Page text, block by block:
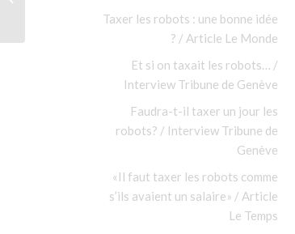
Taxer les robots : une bonne idée
? / Article Le Monde
Et si on taxait les robots… /
Interview Tribune de Genève
Faudra-t-il taxer un jour les
robots? / Interview Tribune de
Genève
«Il faut taxer les robots comme
s’ils avaient un salaire» / Article
Le Temps